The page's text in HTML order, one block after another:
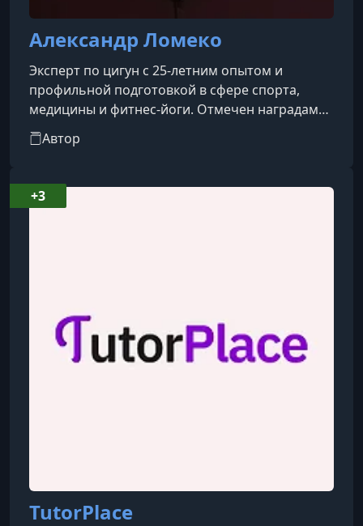
Александр Ломеко
Эксперт по цигун с 25-летним опытом и
профильной подготовкой в сфере спорта,
медицины и фитнес-йоги. Отмечен наградами
за вклад в развитие оздоровительных практик.
Преподаёт цигун, сочетая классические
обучения.
Автор
TutorPlace
+3